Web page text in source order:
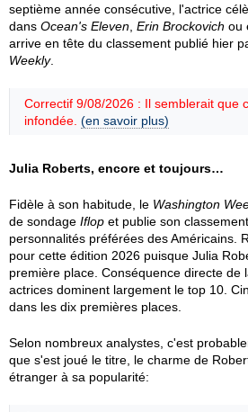
septième année consécutive, l'actrice
dans Ocean's Eleven Erin Brockovich ou
arrive en tête du classement publié hier
Weekly.
Correctif 9/08/2026 : Il semblerait que
infondée. (en savoir plus)
Julia Roberts, encore et toujours…
Fidèle à son habitude, le Washington
de sondage Iflop et publie son
personnalités préférées des Américains.
pour cette édition 2026 puisque Julia
première place. Conséquence directe de
actrices dominent largement le top 10.
dans les dix premières places.
Selon nombreux analystes, c'est
que s'est joué le titre, le charme de
étranger à sa popularité: